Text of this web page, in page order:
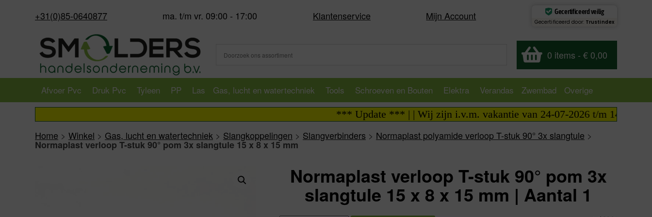
+31(0)85-0640877 ma. t/m vr. 09:00 - 17:00 Klantenservice Mijn Account Gecertificeerd veilig
Gecertificeerd door: Trustindex
0 items - € 0,00
Afvoer Pvc Druk Pvc Tyleen PP Las Gas, lucht en watertechniek Tools Schroeven en Bouten Elektra Verandas Zwembad
Overige
*** Update *** | | Wij zijn i.v.m. vakantie van 24-07-2026 t/m 14-08-2026
Home > Winkel > Gas, lucht en watertechniek > Slangkoppelingen > Slangverbinders > Normaplast polyamide verloop T-stuk 90° 3x slangtule >
Normaplast verloop T-stuk 90° pom 3x slangtule 15 x 8 x 15 mm
Normaplast verloop T-stuk 90° pom 3x
slangtule 15 x 8 x 15 mm | Aantal 1